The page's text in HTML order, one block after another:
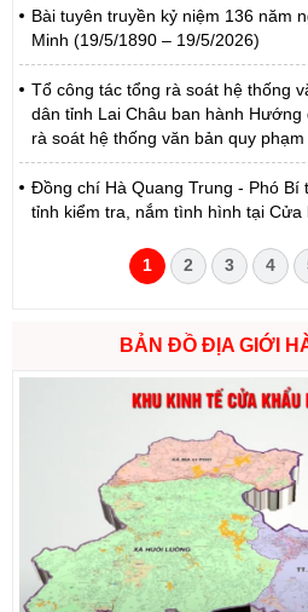
Bài tuyên truyền kỷ niệm 136 năm
Minh (19/5/1890 – 19/5/2026)
Tổ công tác tổng rà soát hệ thống
dân tỉnh Lai Châu ban hành
rà soát hệ thống văn bản quy
Đồng chí Hà Quang Trung - Phó Bí
tỉnh kiểm tra, nắm tình hình tại Cửa
1 2 3 4
BẢN ĐỒ ĐỊA GIỚI